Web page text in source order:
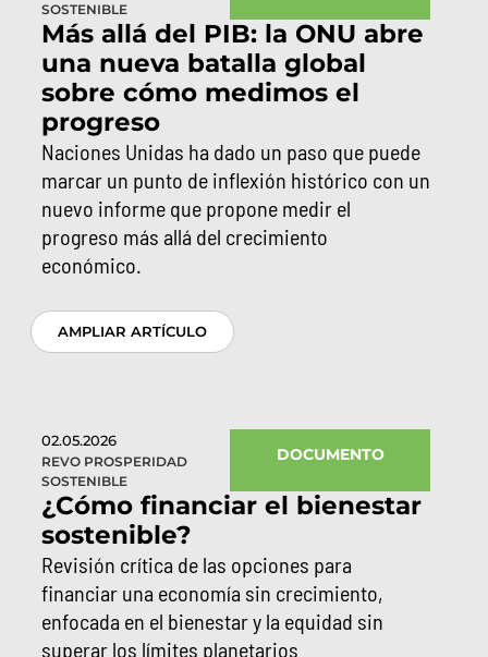
SOSTENIBLE
Más allá del PIB: la ONU abre
una nueva batalla global
sobre cómo medimos el
progreso
Naciones Unidas ha dado un paso que puede
marcar un punto de inflexión histórico con un
nuevo informe que propone medir el
progreso más allá del crecimiento
económico.
AMPLIAR ARTÍCULO
02.05.2026
REVO PROSPERIDAD
SOSTENIBLE
DOCUMENTO
¿Cómo financiar el bienestar
sostenible?
Revisión crítica de las opciones para
financiar una economía sin crecimiento,
enfocada en el bienestar y la equidad sin
superar los límites planetarios